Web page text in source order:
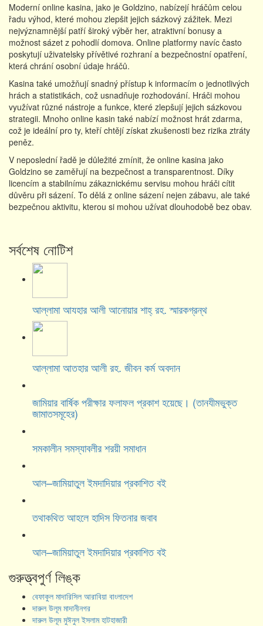
Moderní online kasina, jako je Goldzino, nabízejí hráčům celou
řadu výhod, které mohou zlepšit jejich sázkový zážitek. Mezi
nejvýznamnější patří široký výběr her, atraktivní bonusy a
možnost sázet z pohodlí domova. Online platformy navíc často
poskytují uživatelsky přívětivé rozhraní a bezpečnostní opatření,
která chrání osobní údaje hráčů.
Kasina také umožňují snadný přístup k informacím o jednotlivých
hrách a statistikách, což usnadňuje rozhodování. Hráči mohou
využívat různé nástroje a funkce, které zlepšují jejich sázkovou
strategii. Mnoho online kasin také nabízí možnost hrát zdarma,
což je ideální pro ty, kteří chtějí získat zkušenosti bez rizika ztráty
peněz.
V neposlední řadě je důležité zmínit, že online kasina jako
Goldzino se zaměřují na bezpečnost a transparentnost. Díky
licencím a stabilnímu zákaznickému servisu mohou hráči cítit
důvěru při sázení. To dělá z online sázení nejen zábavu, ale také
bezpečnou aktivitu, kterou si mohou užívat dlouhodobě bez obav.
সর্বশেষ নোটিশ
আল্লামা আযহার আলী আনোয়ার শাহ্‌ রহ. স্মারকগ্রন্থ
আল্লামা আতহার আলী রহ. জীবন কর্ম অবদান
জামিয়ার বার্ষিক পরীক্ষার ফলাফল প্রকাশ হয়েছে। (তানযীমভুক্ত
জামাতসমূহের)
সমকালীন সমস্যাবলীর শরয়ী সমাধান
আল–জামিয়াতুল ইমদাদিয়ার প্রকাশিত বই
তথাকথিত আহলে হাদিস ফিতনার জবাব
আল–জামিয়াতুল ইমদাদিয়ার প্রকাশিত বই
গুরুত্ত্বপুর্ণ লিঙ্ক
বেফাকুল মাদারিসিল আরাবিয়া বাংলাদেশ
দারুল উলূম মাদানীনগর
দারুল উলূম মুঈনুল ইসলাম হাটহাজারী